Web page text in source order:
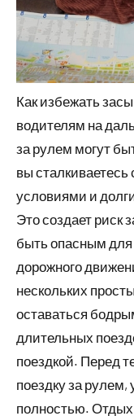
Как избежать
водителям на
за рулем могут
вы
условиями и
Это создает риск
быть опасным для
дорожного
нескольких
оставаться
длительных
поездкой. Перед
поездку за
полностью. Отдых